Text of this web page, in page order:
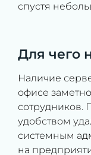
спустя
Для чего
Наличие
офисе
сотрудников.
удобством
системным
на